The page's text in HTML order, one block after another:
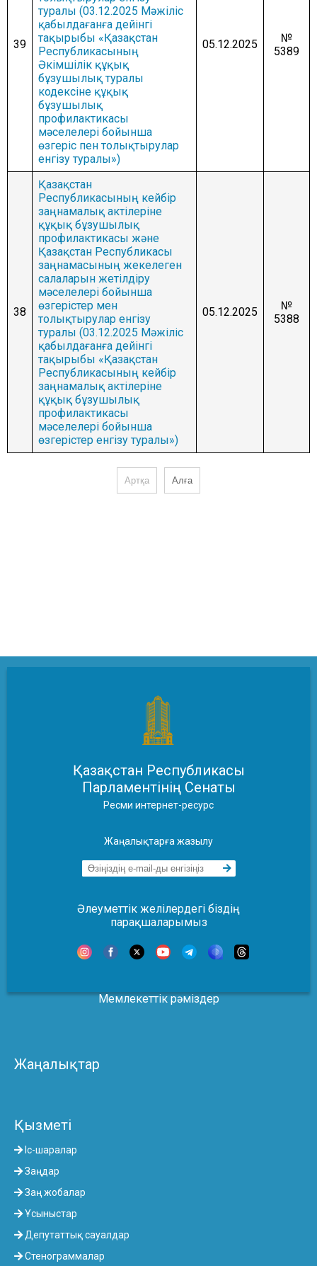
39
туралы (03.12.2025 Мәжіліс
қабылдағанға дейінгі
тақырыбы «Қазақстан
Республикасының
Әкімшілік құқық
бұзушылық туралы
кодексіне құқық
бұзушылық
профилактикасы
мәселелері бойынша
өзгеріс пен толықтырулар
енгізу туралы»)
05.12.2025
№
5389
38
Қазақстан
Республикасының кейбір
заңнамалық актілеріне
құқық бұзушылық
профилактикасы және
Қазақстан Республикасы
заңнамасының жекелеген
салаларын жетілдіру
мәселелері бойынша
өзгерістер мен
толықтырулар енгізу
туралы (03.12.2025 Мәжіліс
қабылдағанға дейінгі
тақырыбы «Қазақстан
Республикасының кейбір
заңнамалық актілеріне
құқық бұзушылық
профилактикасы
мәселелері бойынша
өзгерістер енгізу туралы»)
05.12.2025
№
5388
Артқа Алға
Қазақстан Республикасы
Парламентінің Сенаты
Ресми интернет-ресурс
Жаңалықтарға жазылу
Әлеуметтік желілердегі біздің
парақшаларымыз
Мемлекеттік рәміздер
Жаңалықтар
Қызметі
Іс-шаралар
Заңдар
Заң жобалар
Ұсыныстар
Депутаттық сауалдар
Стенограммалар